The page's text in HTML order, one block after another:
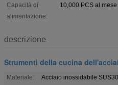
Capacità di
alimentazione:
10,000 PCS al mese
descrizione
Strumenti della cucina
Materiale:
Acciaio inossidabile